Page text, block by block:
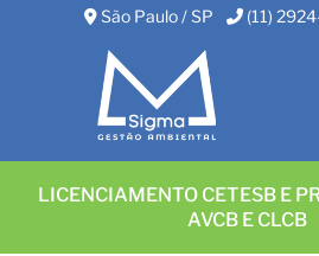
São Paulo / SP (11)
LICENCIAMENTO CETESB E
AVCB E CLCB